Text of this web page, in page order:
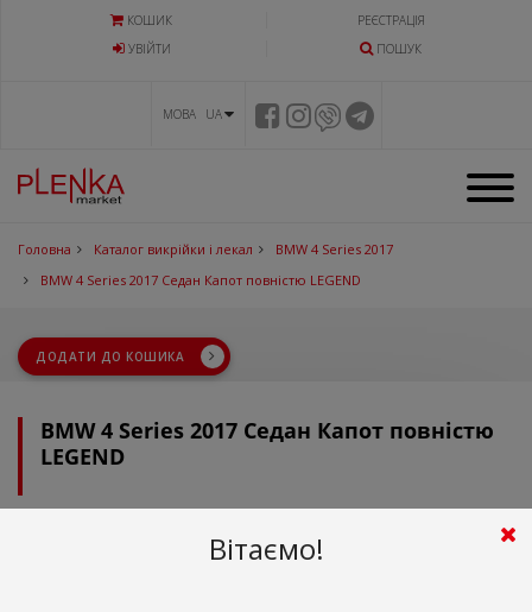
КОШИК
РЕЄСТРАЦІЯ
УВIЙТИ
ПОШУК
МОВА UA
Головна Каталог викрійки і лекал
BMW 4 Series 2017
BMW 4 Series 2017 Седан Капот повністю LEGEND
ДОДАТИ ДО КОШИКА
BMW 4 Series 2017 Седан Капот повністю
LEGEND
грн.($0)
Вітаємо!